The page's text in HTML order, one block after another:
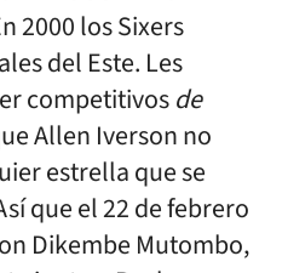
2000 los Sixers
del Este. Les
competitivosde
Allen Iverson no
estrella que se
que el 22 de febrero
Dikembe Mutombo,